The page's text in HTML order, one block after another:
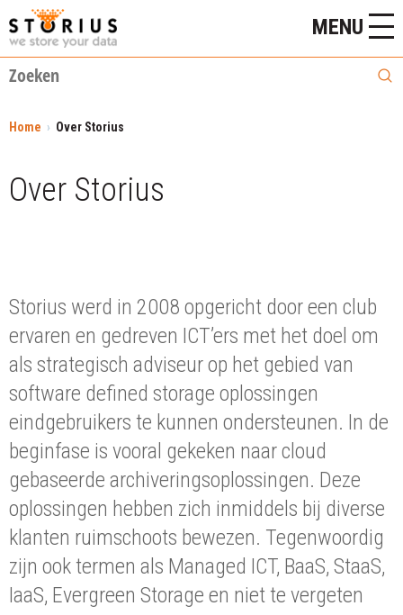
MENU
Home Over Storius
Over Storius
Storius werd in 2008 opgericht door een club
ervaren en gedreven ICT’ers met het doel om
als strategisch adviseur op het gebied van
software defined storage oplossingen
eindgebruikers te kunnen ondersteunen. In de
beginfase is vooral gekeken naar cloud
gebaseerde archiveringsoplossingen. Deze
oplossingen hebben zich inmiddels bij diverse
klanten ruimschoots bewezen. Tegenwoordig
zijn ook termen als Managed ICT, BaaS, StaaS,
IaaS, Evergreen Storage en niet te vergeten